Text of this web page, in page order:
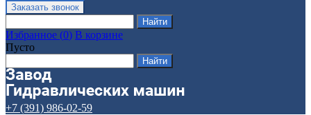
Избранное (0) В корзине
Пусто
+7 (391) 986-02-59